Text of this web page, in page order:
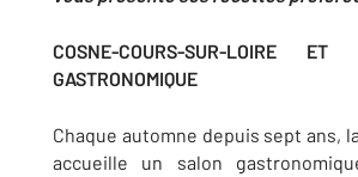
COSNE-COURS-SUR-LOIRE
GASTRONOMIQUE
Chaque automne depuis sept ans,
accueille un salon